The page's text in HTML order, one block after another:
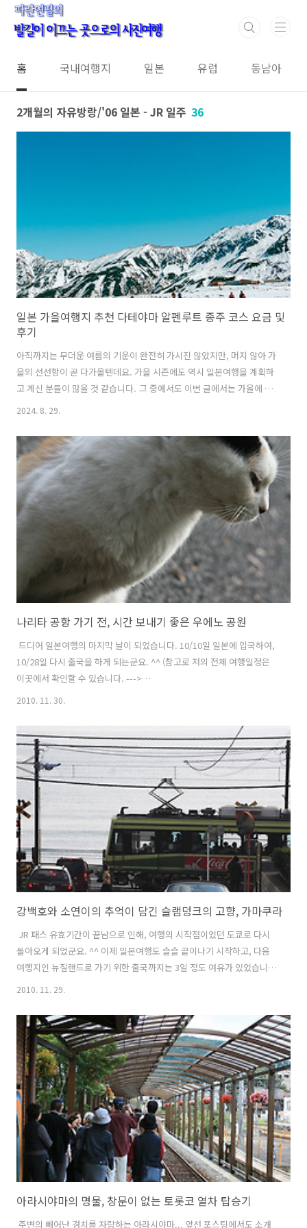
본문 바로가기
홈 국내여행지 일본 유럽 동남아
2개월의 자유방랑/'06 일본 - JR 일주 36
일본 가을여행지 추천 다테야마 알펜루트 종주 코스 요금 및
후기
아직까지는 무더운 여름의 기운이 완전히 가시진 않았지만, 머지 않아 가
을의 선선함이 곧 다가올텐데요. 가을 시즌에도 역시 일본여행을 계획하
고 계신 분들이 많을 것 같습니다. 그 중에서도 이번 글에서는 가을에 가
면 좋을 일본여행지 한 곳을 소개해 드릴까 하는데요. 바로 일본 알프스
미터급의 높은 산들이 많은데요. 이를 일본에서는 일본알프스라 불리며
마치 스위스 융프라우처럼 알펜루트 종주 코스를 개발하여 관광객들이
비교적 쉽게 접근할 수 있도록 관광상품화하고 있습니다. 특히 이곳을
가을에 가면 좋은 이유가 해발 고도에 따라 각기 다른 계절의 풍경을 볼
수 있어 10월 정도에 방문하면, 가을 단풍과 함께 정상 부근에는 만년설
까지 함께 볼 ..
2024. 8. 29.
나리타 공항 가기 전, 시간 보내기 좋은 우에노 공원
드디어 일본여행의 마지막 날이 되었습니다. 10/10일 일본에 입국하여,
10/28일 다시 출국을 하게 되는군요. ^^ (참고로 저의 전체 여행일정은
이곳에서 확인할 수 있습니다. --->
http://shipbest.tistory.com/171) 이제 또다른 여행지 뉴질랜드를 가
밤시간이라... 오전에 이런저런 짐들을 챙기며 기념품을 사고, 오후 느즈
막한 시간에 나와 우에노 공원에 잠시 들렀다 가기로 합니다. 도쿄 나리
타 공항을 이용해 보신 분들은 아시겠지만, 공항으로 가기 위해서는 대부
분 우에노에서 출발하는 열차를 많이 이용하게 되므로 공항 가기전에 시
간상 여유가 있다면, 우에노 공원에 잠시 들렀다 가는 것도 참 좋을것 같
더라..
2010. 11. 30.
강백호와 소연이의 추억이 담긴 슬램덩크의 고향, 가마쿠라
JR 패스 유효기간이 끝남으로 인해, 여행의 시작점이었던 도쿄로 다시
돌아오게 되었군요. ^^ 이제 일본여행도 슬슬 끝이나기 시작하고, 다음
여행지인 뉴질랜드로 가기 위한 출국까지는 3일 정도 여유가 있었습니
다. 2주동안 너무 많이 돌아다닌 탓인지.. 하루는 휴식을 취하고, 시간이
으로 빠지면 갈 수 있는 가마쿠라와 에노시마를 가기로 결정을 했습니다.
사실 이제 JR 패스는 끝났기 때문에 교통비 부담으로 멀리 가지는 못했
어요. ^^;; . . . 일단, 가마쿠라를 먼저 가기로 하고, 도쿄역에서 요코스카
센을 타기 위해 승차장을 찾아 내려가기로 합니다. 도쿄 시외로 나가는
근교선을 타기 위한 승차장은 한참 지하로 내려가더라구요. ^^;;..
2010. 11. 29.
아라시야마의 명물, 창문이 없는 토롯코 열차 탑승기
주변의 빼어난 경치를 자랑하는 아라시야마... 앞선 포스팅에서도 소개